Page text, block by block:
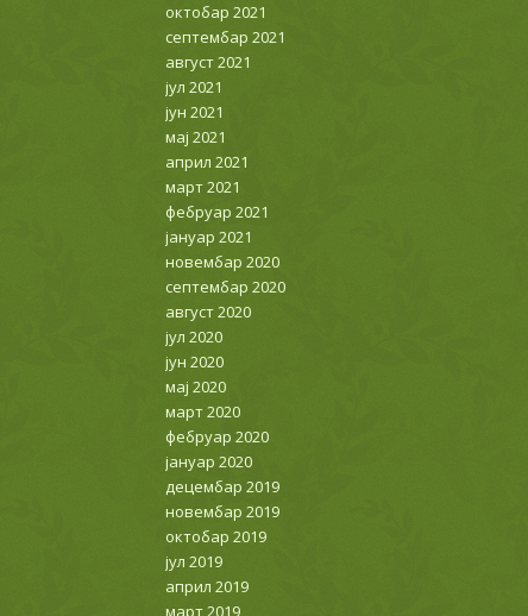
октобар 2021
септембар 2021
август 2021
јул 2021
јун 2021
мај 2021
април 2021
март 2021
фебруар 2021
јануар 2021
новембар 2020
септембар 2020
август 2020
јул 2020
јун 2020
мај 2020
март 2020
фебруар 2020
јануар 2020
децембар 2019
новембар 2019
октобар 2019
јул 2019
април 2019
март 2019